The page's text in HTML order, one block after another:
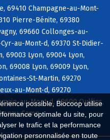
possible, Biocoop utilise
optimale du site, pour
le trafic et la performance
personnalisée en toute
69410 Champagne-au-Mont-
Pierre-Bénite, 69380
69660 Collonges-au-
au-Mont-d, 69370 St-Didier-
69003 Lyon, 69004 Lyon,
69008 Lyon, 69009 Lyon,
St-Martin, 69270
au-Mont-d, 69270
au-Mont-d, 69600 Oullins,
Camp